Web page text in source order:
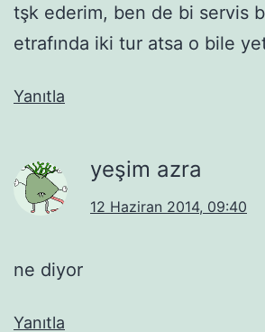
tşk ederim, ben de bi servis
etrafında iki tur atsa o bile
Yanıtla
yeşim azra
12 Haziran 2014, 09:40
ne diyor
Yanıtla